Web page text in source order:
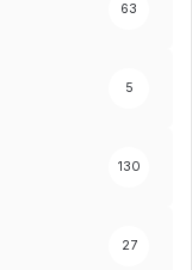
63
5
130
27